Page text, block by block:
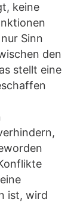
keine
Sinn
den
stellt eine
ist, wird